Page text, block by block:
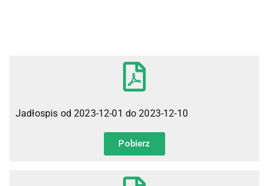
Jadłospis od 2023-12-01 do 2023-12-10
Pobierz